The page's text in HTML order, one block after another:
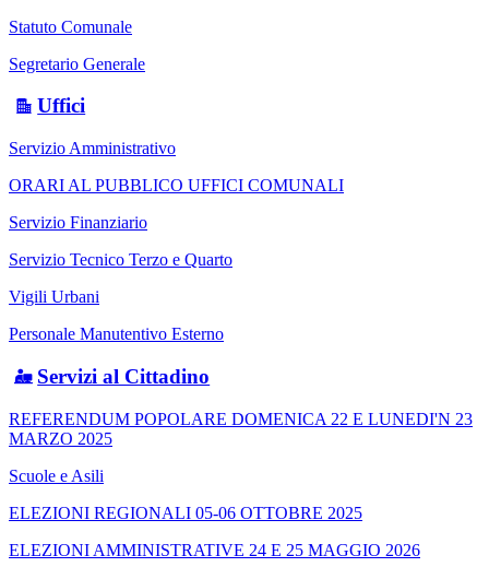
Statuto Comunale
Segretario Generale
Uffici
Servizio Amministrativo
ORARI AL PUBBLICO UFFICI COMUNALI
Servizio Finanziario
Servizio Tecnico Terzo e Quarto
Vigili Urbani
Personale Manutentivo Esterno
Servizi al Cittadino
REFERENDUM POPOLARE DOMENICA 22 E LUNEDI'N 23
MARZO 2025
Scuole e Asili
ELEZIONI REGIONALI 05-06 OTTOBRE 2025
ELEZIONI AMMINISTRATIVE 24 E 25 MAGGIO 2026